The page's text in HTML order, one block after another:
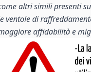
altri simili presenti
ventole di
affidabilità e